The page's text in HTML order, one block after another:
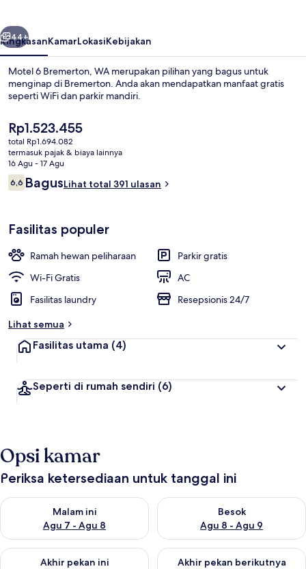
Wi-Fi gratis dan seprai linen
Berikutnya
44+
RingkasanKamarLokasiKebijakan
Motel 6 Bremerton, WA merupakan pilihan yang bagus untuk
menginap di Bremerton. Anda akan mendapatkan manfaat gratis
seperti WiFi dan parkir mandiri.
Harga
saat
ini
Rp1.523.455
Rp1.523.455
total Rp1.694.082
termasuk pajak & biaya lainnya
16 Agu - 17 Agu
Ulasan
6,66,6 dari 10
BagusLihat total 391 ulasan
Fasilitas populer
Ramah hewan peliharaan
Parkir gratis
Wi-Fi Gratis
AC
Fasilitas laundry
Resepsionis 24/7
Lihat semua
Fasilitas utama (4)
Seperti di rumah sendiri (6)
Opsi kamar
Periksa ketersediaan untuk tanggal ini
Malam ini
Agu 7 - Agu 8
Periksa ketersediaan untuk malam ini Agu 7 - Agu 8
Besok
Agu 8 - Agu 9
Periksa ketersediaan untuk
Akhir pekan ini
Periksa ketersediaan untuk akhir pekan ini Agu 7 - Agu 9
Akhir pekan berikutnya
Periksa ketersediaan untuk